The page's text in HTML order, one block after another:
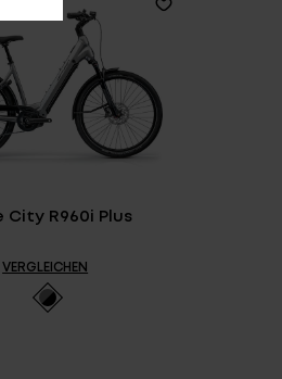
City R960i Plus
VERGLEICHEN